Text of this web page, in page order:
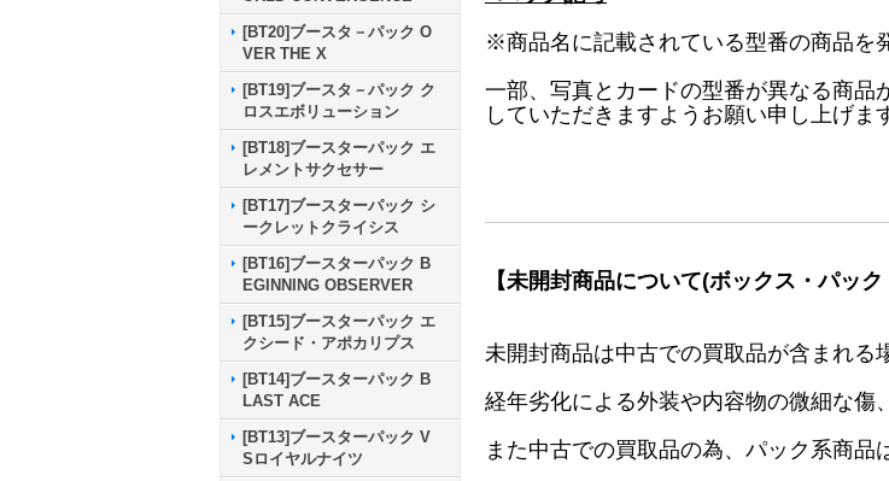
[BT20]ブースタ－パック O
VER THE X
[BT19]ブースタ－パック ク
ロスエボリューション
[BT18]ブースターパック エ
レメントサクセサー
[BT17]ブースターパック シ
ークレットクライシス
[BT16]ブースターパック B
EGINNING OBSERVER
[BT15]ブースターパック エ
クシード・アポカリプス
[BT14]ブースターパック B
LAST ACE
[BT13]ブースターパック V
Sロイヤルナイツ
※商品名に記載されている型番の商品を
一部、写真とカードの型番が異なる商
していただきますようお願い申し上げま
【未開封商品について(ボックス・パッ
未開封商品は中古での買取品が含まれる
経年劣化による外装や内容物の微細な傷
また中古での買取品の為、パック系商品